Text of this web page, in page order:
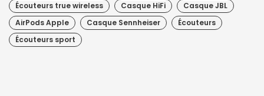
Écouteurs true wireless
Casque HiFi
Casque JBL
AirPods Apple
Casque Sennheiser
Écouteurs
Écouteurs sport